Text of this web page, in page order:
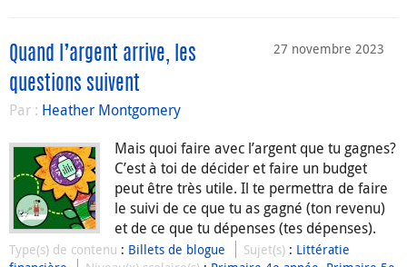
27 novembre 2023
Quand l’argent arrive, les
questions suivent
Par : Heather Montgomery
Mais quoi faire avec l’argent que tu gagnes?
C’est à toi de décider et faire un budget
peut être très utile. Il te permettra de faire
le suivi de ce que tu as gagné (ton revenu)
et de ce que tu dépenses (tes dépenses).
Type(s) de contenu : Billets de blogue Sujet(s) : Littératie